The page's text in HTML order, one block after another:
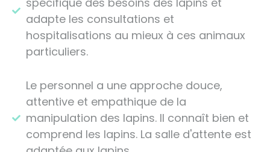
adapte les consultations et
hospitalisations au mieux à ces animaux
particuliers.
Le personnel a une approche douce,
attentive et empathique de la
manipulation des lapins. Il connaît bien et
comprend les lapins. La salle d'attente est